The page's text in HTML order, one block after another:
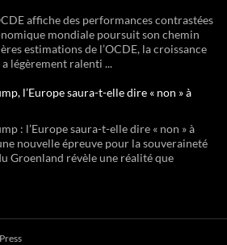
affiche des performances contrastées
mondiale poursuit son chemin
estimations de l’OCDE, la croissance
légèrement ralenti ...
l’Europe saura-t-elle dire « non » à
: l’Europe saura-t-elle dire « non » à
nouvelle épreuve pour la souveraineté
Groenland révèle une réalité que